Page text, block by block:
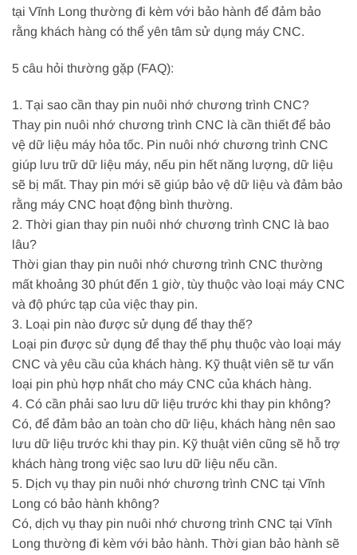
tại Vĩnh Long thường đi kèm với bảo hành để đảm bảo
rằng khách hàng có thể yên tâm sử dụng máy CNC.
5 câu hỏi thường gặp (FAQ):
1. Tại sao cần thay pin nuôi nhớ chương trình CNC?
Thay pin nuôi nhớ chương trình CNC là cần thiết để bảo
vệ dữ liệu máy hỏa tốc. Pin nuôi nhớ chương trình CNC
giúp lưu trữ dữ liệu máy, nếu pin hết năng lượng, dữ liệu
sẽ bị mất. Thay pin mới sẽ giúp bảo vệ dữ liệu và đảm bảo
rằng máy CNC hoạt động bình thường.
2. Thời gian thay pin nuôi nhớ chương trình CNC là bao
lâu?
Thời gian thay pin nuôi nhớ chương trình CNC thường
mất khoảng 30 phút đến 1 giờ, tùy thuộc vào loại máy CNC
và độ phức tạp của việc thay pin.
3. Loại pin nào được sử dụng để thay thế?
Loại pin được sử dụng để thay thế phụ thuộc vào loại máy
CNC và yêu cầu của khách hàng. Kỹ thuật viên sẽ tư vấn
loại pin phù hợp nhất cho máy CNC của khách hàng.
4. Có cần phải sao lưu dữ liệu trước khi thay pin không?
Có, để đảm bảo an toàn cho dữ liệu, khách hàng nên sao
lưu dữ liệu trước khi thay pin. Kỹ thuật viên cũng sẽ hỗ trợ
khách hàng trong việc sao lưu dữ liệu nếu cần.
5. Dịch vụ thay pin nuôi nhớ chương trình CNC tại Vĩnh
Long có bảo hành không?
Có, dịch vụ thay pin nuôi nhớ chương trình CNC tại Vĩnh
Long thường đi kèm với bảo hành. Thời gian bảo hành sẽ